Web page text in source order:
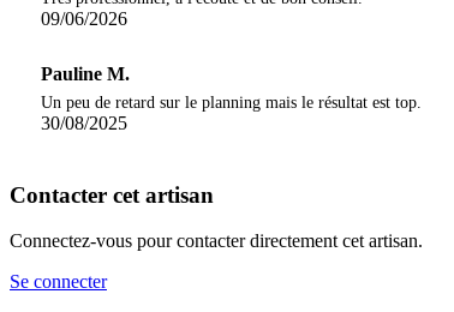
09/06/2026
Pauline M.
Un peu de retard sur le planning mais le résultat est top.
30/08/2025
Contacter cet artisan
Connectez-vous pour contacter directement cet artisan.
Se connecter